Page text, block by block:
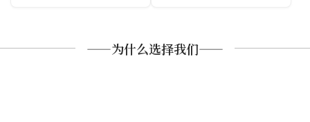
——为什么选择我们——